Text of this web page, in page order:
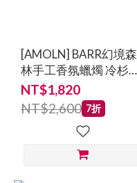
[AMOLN] BARR幻境森
林手工香氛蠟燭 冷杉
針、肉桂、檀香
NT$1,820
NT$2,600 7折